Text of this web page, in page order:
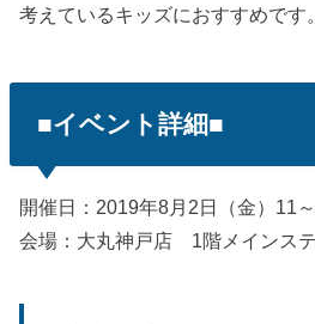
考えているキッズにおすすめです。
■イベント詳細■
開催日：2019年8月2日（金）11
会場：大丸神戸店 1階メインス